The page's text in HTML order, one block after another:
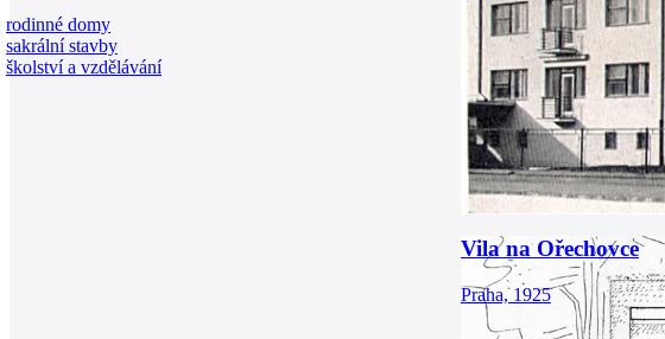
rodinné domy
sakrální stavby
školství a vzdělávání
Vila na Ořechovce
Praha, 1925